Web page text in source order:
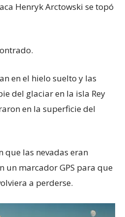
Henryk Arctowski se topó
en el hielo suelto y las
del glaciar en la isla Rey
en la superficie del
que las nevadas eran
un marcador GPS para que
a perderse.